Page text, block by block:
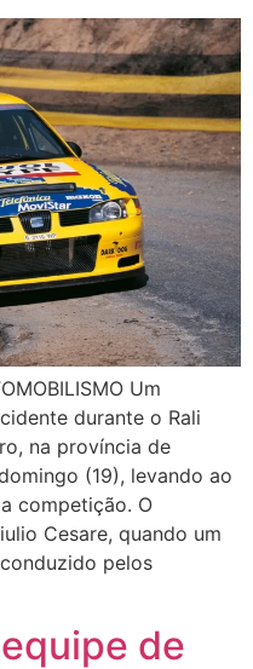
Um
durante o Rali
na província de
(19), levando ao
competição. O
Cesare, quando um
pelos
de